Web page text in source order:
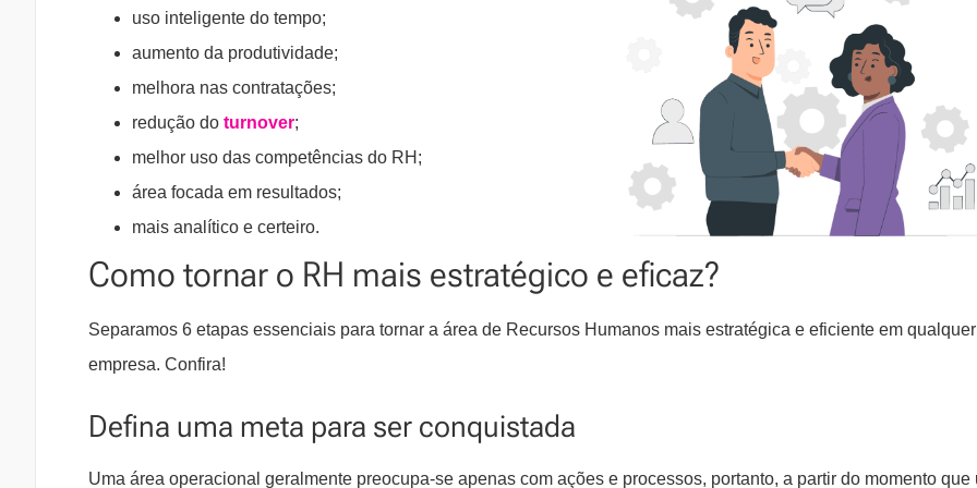
uso inteligente do tempo;
aumento da produtividade;
melhora nas contratações;
redução do turnover;
melhor uso das competências do RH;
área focada em resultados;
mais analítico e certeiro.
Como tornar o RH mais estratégico e eficaz?
Separamos 6 etapas essenciais para tornar a área de Recursos Humanos mais estratégica e eficiente em qualquer
empresa. Confira!
Defina uma meta para ser conquistada
Uma área operacional geralmente preocupa-se apenas com ações e processos, portanto, a partir do momento que